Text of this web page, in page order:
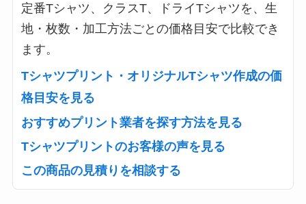
定番Tシャツ、クラスT、ドライTシャツを、生
地・枚数・加工方法ごとの価格目安で比較でき
ます。
Tシャツプリント・オリジナルTシャツ作成の価
格目安を見る
おすすめプリント業者を探す方法を見る
Tシャツプリントのお客様の声を見る
この商品の見積りを相談する